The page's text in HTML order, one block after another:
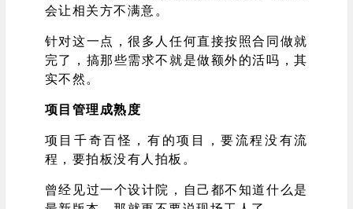
会让相关方不满意。
针对这一点，很多人任何直接按照合同做就
完了，搞那些需求不就是做额外的活吗，其
实不然。
项目管理成熟度
项目千奇百怪，有的项目，要流程没有流
程，要拍板没有人拍板。
曾经见过一个设计院，自己都不知道什么是